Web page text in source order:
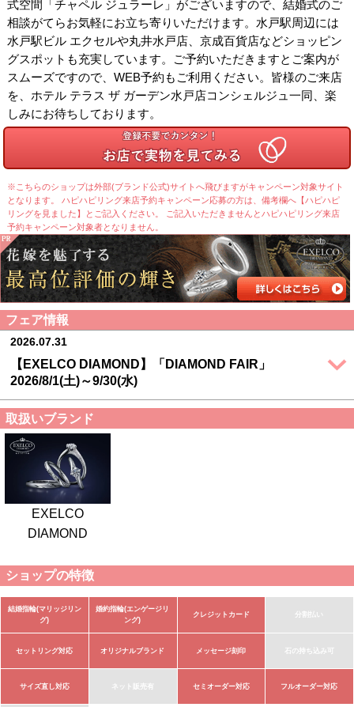
式空間「チャペル ジュラーレ」がございますので、結婚式のご
相談がてらお気軽にお立ち寄りいただけます。水戸駅周辺には
水戸駅ビル エクセルや丸井水戸店、京成百貨店などショッピン
グスポットも充実しています。ご予約いただきますとご案内が
スムーズですので、WEB予約もご利用ください。皆様のご来店
を、ホテル テラス ザ ガーデン水戸店コンシェルジュ一同、楽
しみにお待ちしております。
※こちらのショップは外部(ブランド公式)サイトへ飛びますがキャンペーン対象サイト
となります。 ハピハピリング来店予約キャンペーン応募の方は、備考欄へ【ハピハピ
リングを見ました】とご記入ください。 ご記入いただきませんとハピハピリング来店
予約キャンペーン対象者となりません。
フェア情報
2026.07.31
【EXELCO DIAMOND】「DIAMOND FAIR」
2026/8/1(土)～9/30(水)
取扱いブランド
EXELCO
DIAMOND
ショップの特徴
結婚指輪(マリッジリン
グ)
婚約指輪(エンゲージリ
ング)
クレジットカード 分割払い
セットリング対応 オリジナルブランド メッセージ刻印 石の持ち込み可
サイズ直し対応 ネット販売有 セミオーダー対応 フルオーダー対応